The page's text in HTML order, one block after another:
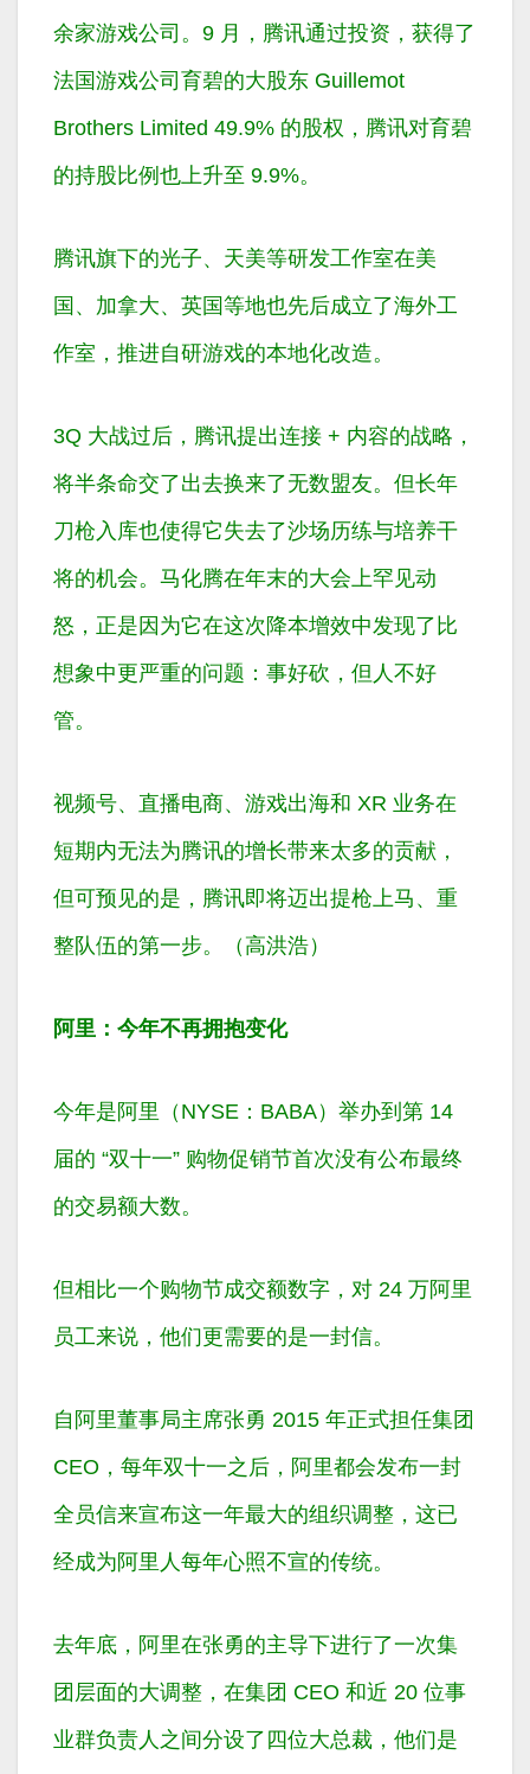
余家游戏公司。9 月，腾讯通过投资，获得了
法国游戏公司育碧的大股东 Guillemot
Brothers Limited 49.9% 的股权，腾讯对育碧
的持股比例也上升至 9.9%。
腾讯旗下的光子、天美等研发工作室在美
国、加拿大、英国等地也先后成立了海外工
作室，推进自研游戏的本地化改造。
3Q 大战过后，腾讯提出连接 + 内容的战略，
将半条命交了出去换来了无数盟友。但长年
刀枪入库也使得它失去了沙场历练与培养干
将的机会。马化腾在年末的大会上罕见动
怒，正是因为它在这次降本增效中发现了比
想象中更严重的问题：事好砍，但人不好
管。
视频号、直播电商、游戏出海和 XR 业务在
短期内无法为腾讯的增长带来太多的贡献，
但可预见的是，腾讯即将迈出提枪上马、重
整队伍的第一步。（高洪浩）
阿里：今年不再拥抱变化
今年是阿里（NYSE：BABA）举办到第 14
届的 “双十一” 购物促销节首次没有公布最终
的交易额大数。
但相比一个购物节成交额数字，对 24 万阿里
员工来说，他们更需要的是一封信。
自阿里董事局主席张勇 2015 年正式担任集团
CEO，每年双十一之后，阿里都会发布一封
全员信来宣布这一年最大的组织调整，这已
经成为阿里人每年心照不宣的传统。
去年底，阿里在张勇的主导下进行了一次集
团层面的大调整，在集团 CEO 和近 20 位事
业群负责人之间分设了四位大总裁，他们是